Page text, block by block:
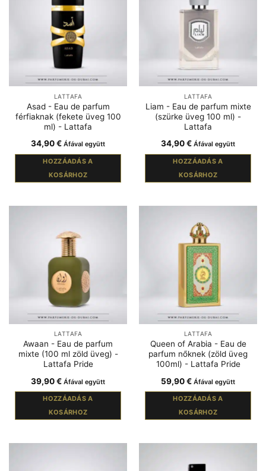
LATTAFA
Asad - Eau de parfum
férfiaknak (fekete üveg 100
ml) - Lattafa
34,90€ Áfával együtt
HOZZÁADÁS A
KOSÁRHOZ
LATTAFA
Liam - Eau de parfum mixte
(szürke üveg 100 ml) -
Lattafa
34,90€ Áfával együtt
HOZZÁADÁS A
KOSÁRHOZ
LATTAFA
Awaan - Eau de parfum
mixte (100 ml zöld üveg) -
Lattafa Pride
39,90€ Áfával együtt
HOZZÁADÁS A
KOSÁRHOZ
LATTAFA
Queen of Arabia - Eau de
parfum nőknek (zöld üveg
100ml) - Lattafa Pride
59,90€ Áfával együtt
HOZZÁADÁS A
KOSÁRHOZ